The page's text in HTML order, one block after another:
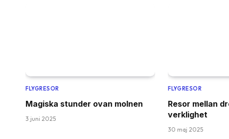
FLYGRESOR
Magiska stunder ovan molnen
3 juni 2025
FLYGRESOR
Resor mellan
verklighet
30 maj 2025